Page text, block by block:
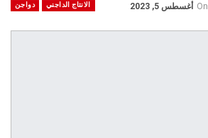
الانتاج الداجني دواجن On أغسطس 5, 2023